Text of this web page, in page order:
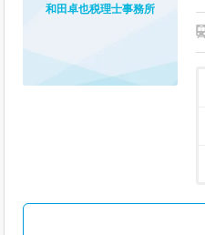
和田卓也税理士事務所